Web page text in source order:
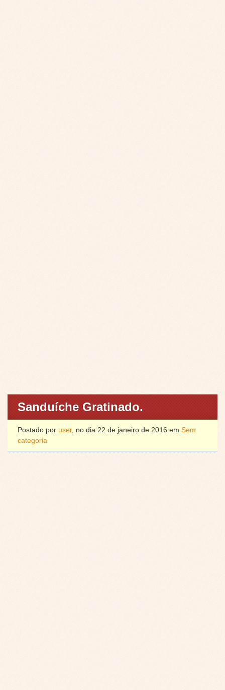
Sanduíche Gratinado.
Postado por user, no dia 22 de janeiro de 2016 em Sem
categoria